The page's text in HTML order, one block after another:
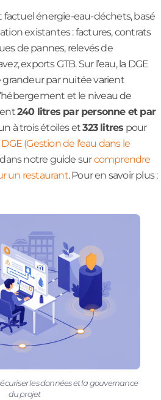
énergie-eau-déchets, basé
existantes : factures, contrats
de pannes, relevés de
exports GTB. Sur l’eau, la DGE
grandeur par nuitée varient
et le niveau de
240 litres par personne et par
à trois étoiles et323 litres pour
DGE (Gestion de l’eau dans le
notre guide surcomprendre
un restaurant. Pour en savoir plus :
les données et la gouvernance
du projet